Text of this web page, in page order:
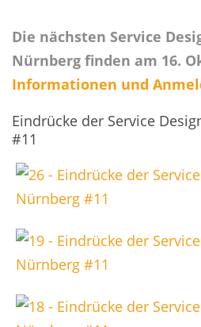
Die nächsten Service
Nürnberg finden am 16.
Informationen und
Eindrücke der Service
#11